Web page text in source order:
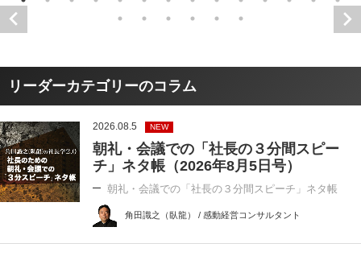
リーダーカテゴリーのコラム
2026.08.5 NEW
朝礼・会議での「社長の３分間スピー
チ」ネタ帳（2026年8月5日号）
朝礼・会議での「社長の３分間スピーチ」ネタ帳
角田識之（臥龍） / 感動経営コンサルタント